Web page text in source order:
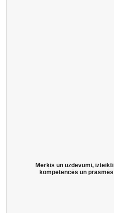
Mērķis un uzdevumi, izteikti
kompetencēs un prasmēs